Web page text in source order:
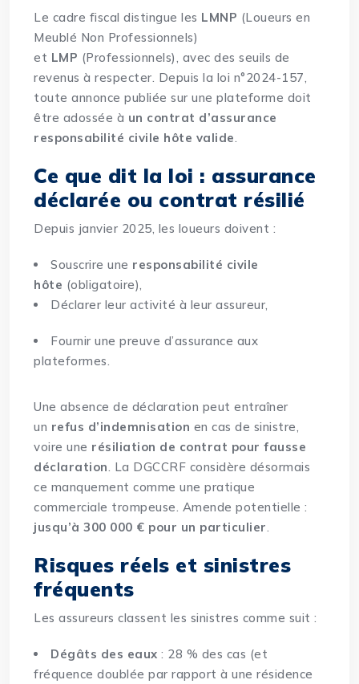
Le cadre fiscal distingue les LMNP (Loueurs en
Meublé Non Professionnels)
et LMP (Professionnels), avec des seuils de
revenus à respecter. Depuis la loi n°2024-157,
toute annonce publiée sur une plateforme doit
être adossée à un contrat d’assurance
responsabilité civile hôte valide.
Ce que dit la loi : assurance
déclarée ou contrat résilié
Depuis janvier 2025, les loueurs doivent :
Souscrire une responsabilité civile
hôte (obligatoire),
Déclarer leur activité à leur assureur,
Fournir une preuve d’assurance aux
plateformes.
Une absence de déclaration peut entraîner
un refus d’indemnisation en cas de sinistre,
voire une résiliation de contrat pour fausse
déclaration. La DGCCRF considère désormais
ce manquement comme une pratique
commerciale trompeuse. Amende potentielle :
jusqu’à 300 000 € pour un particulier.
Risques réels et sinistres
fréquents
Les assureurs classent les sinistres comme suit :
Dégâts des eaux : 28 % des cas (et
fréquence doublée par rapport à une résidence